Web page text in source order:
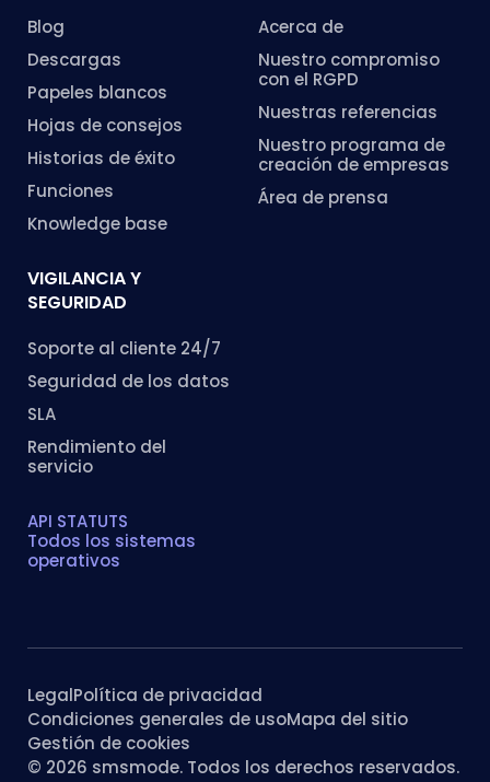
Blog
Descargas
Papeles blancos
Hojas de consejos
Historias de éxito
Funciones
Knowledge base
Acerca de
Nuestro compromiso
con el RGPD
Nuestras referencias
Nuestro programa de
creación de empresas
Área de prensa
VIGILANCIA Y
SEGURIDAD
Soporte al cliente 24/7
Seguridad de los datos
SLA
Rendimiento del
servicio
API STATUTS
Todos los sistemas
operativos
© 2026 smsmode. Todos los derechos reservados.
LegalPolítica de privacidad
Condiciones generales de usoMapa del sitio
Gestión de cookies